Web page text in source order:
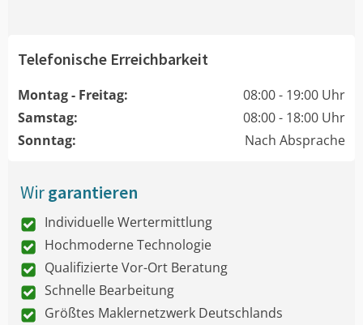
Telefonische Erreichbarkeit
Montag - Freitag:
08:00 - 19:00 Uhr
Samstag:
08:00 - 18:00 Uhr
Sonntag:
Nach Absprache
Wirgarantieren
Individuelle Wertermittlung
Hochmoderne Technologie
Qualifizierte Vor-Ort Beratung
Schnelle Bearbeitung
Größtes Maklernetzwerk Deutschlands